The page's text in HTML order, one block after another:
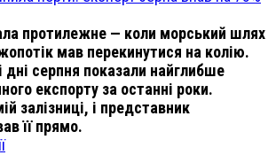
протилежне — коли морський шлях
мав перекинутися на колію.
серпня показали найглибше
експорту за останні роки.
залізниці, і представник
її прямо.